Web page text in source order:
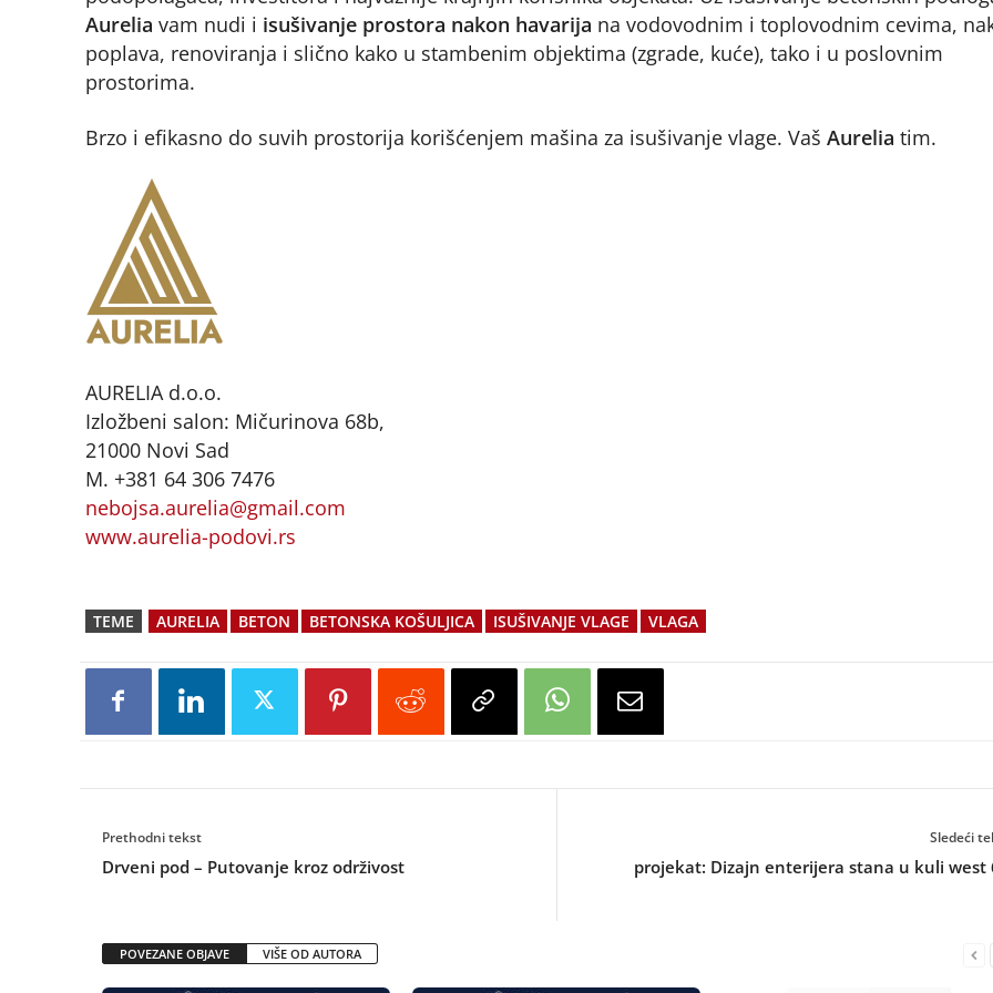
Aurelia vam nudi i isušivanje prostora nakon havarija na vodovodnim i toplovodnim cevima,
poplava, renoviranja i slično kako u stambenim objektima (zgrade, kuće), tako i u poslovnim
prostorima.
Brzo i efikasno do suvih prostorija korišćenjem mašina za isušivanje vlage. Vaš Aurelia tim.
AURELIA d.o.o.
Izložbeni salon: Mičurinova 68b,
21000 Novi Sad
M. +381 64 306 7476
nebojsa.aurelia@gmail.com
www.aurelia-podovi.rs
TEME AURELIA BETON BETONSKA KOŠULJICA ISUŠIVANJE VLAGE VLAGA
Prethodni tekst
Drveni pod – Putovanje kroz održivost
Sledeći
projekat: Dizajn enterijera stana u kuli west
POVEZANE OBJAVE VIŠE OD AUTORA